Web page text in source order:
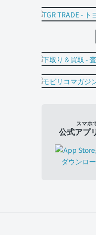
スマホ
公式アプ